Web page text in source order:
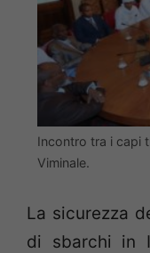
Incontro tra i capi
Viminale.
La sicurezza
di sbarchi in